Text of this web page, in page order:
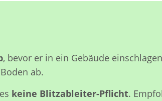
, bevor er in ein Gebäude
ab.
keine Blitzableiter-Pflicht.